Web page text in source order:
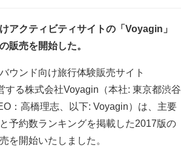
アクティビティサイトの「Voyagin」
販売を開始した。
ウンド向け旅行体験販売サイト
する株式会社Voyagin（本社: 東京都渋谷
：高橋理志、以下: Voyagin）は、主要
予約数ランキングを掲載した2017版の
を開始いたしました。